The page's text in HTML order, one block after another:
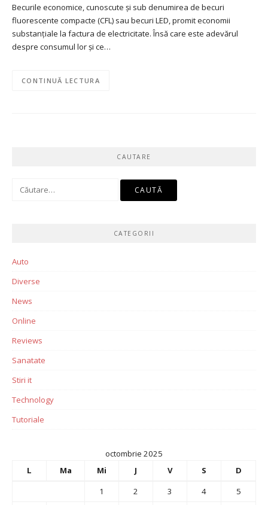
Becurile economice, cunoscute și sub denumirea de becuri
fluorescente compacte (CFL) sau becuri LED, promit economii
substanțiale la factura de electricitate. Însă care este adevărul
despre consumul lor și ce…
CONTINUĂ LECTURA
CAUTARE
Caută
CATEGORII
Auto
Diverse
News
Online
Reviews
Sanatate
Stiri it
Technology
Tutoriale
octombrie 2025
L
Ma Mi J V S
D
1
2 3 4
5